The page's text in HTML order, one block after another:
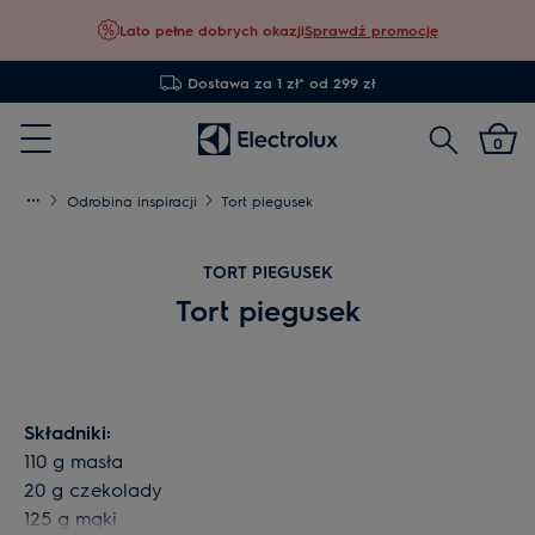
Lato pełne dobrych okazjiSprawdź promocję
Dostawa za 1 zł* od 299 zł
Menu
Szukaj 0
Odrobina inspiracji Tort piegusek
TORT PIEGUSEK
Tort piegusek
Składniki:
110 g masła
20 g czekolady
125 g mąki